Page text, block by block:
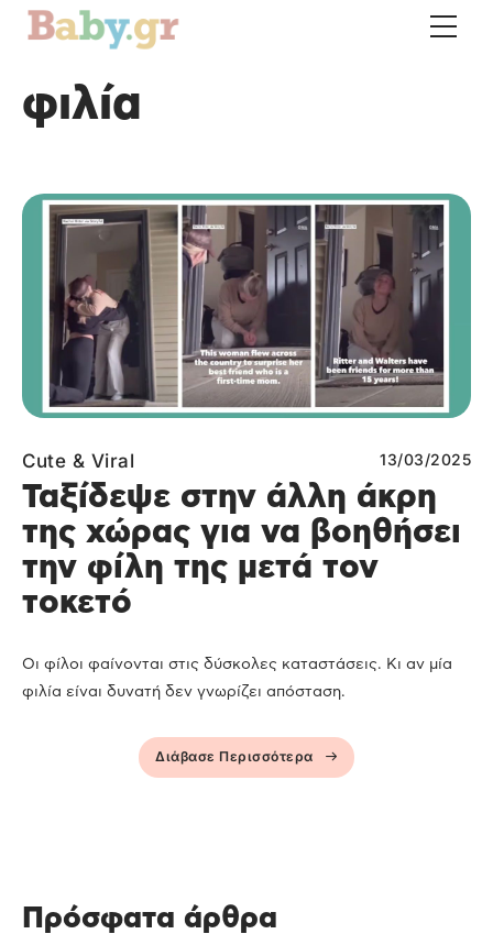
φιλία
Cute & Viral 13/03/2025
Ταξίδεψε στην άλλη άκρη
της χώρας για να βοηθήσει
την φίλη της μετά τον
τοκετό
Οι φίλοι φαίνονται στις δύσκολες καταστάσεις. Κι αν μία
φιλία είναι δυνατή δεν γνωρίζει απόσταση.
Διάβασε Περισσότερα
Πρόσφατα άρθρα